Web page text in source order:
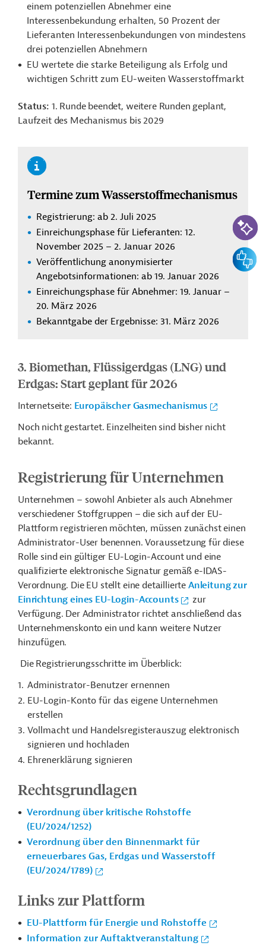
einem potenziellen Abnehmer eine
Interessenbekundung erhalten, 50 Prozent der
Lieferanten Interessenbekundungen von mindestens
drei potenziellen Abnehmern
EU wertete die starke Beteiligung als Erfolg und
wichtigen Schritt zum EU-weiten Wasserstoffmarkt
Status: 1. Runde beendet, weitere Runden geplant,
Laufzeit des Mechanismus bis 2029
Termine zum Wasserstoffmechanismus
Registrierung: ab 2. Juli 2025
Einreichungsphase für Lieferanten: 12.
November 2025 – 2. Januar 2026
Veröffentlichung anonymisierter
Angebotsinformationen: ab 19. Januar 2026
Einreichungsphase für Abnehmer: 19. Januar –
20. März 2026
Bekanntgabe der Ergebnisse: 31. März 2026
3. Biomethan, Flüssigerdgas (LNG) und
Erdgas: Start geplant für 2026
Internetseite: Europäischer Gasmechanismus
Noch nicht gestartet. Einzelheiten sind bisher nicht
bekannt.
Registrierung für Unternehmen
Unternehmen – sowohl Anbieter als auch Abnehmer
verschiedener Stoffgruppen – die sich auf der EU-
Plattform registrieren möchten, müssen zunächst einen
Administrator-User benennen. Voraussetzung für diese
Rolle sind ein gültiger EU-Login-Account und eine
qualifizierte elektronische Signatur gemäß e-IDAS-
Verordnung. Die EU stellt eine detaillierte Anleitung zur
Einrichtung eines EU-Login-Accounts
zur
Verfügung. Der Administrator richtet anschließend das
Unternehmenskonto ein und kann weitere Nutzer
hinzufügen.
Die Registrierungsschritte im Überblick:
Administrator-Benutzer ernennen
EU-Login-Konto für das eigene Unternehmen
erstellen
Vollmacht und Handelsregisterauszug elektronisch
signieren und hochladen
Ehrenerklärung signieren
Rechtsgrundlagen
Verordnung über kritische Rohstoffe
(EU/2024/1252)
Verordnung über den Binnenmarkt für
erneuerbares Gas, Erdgas und Wasserstoff
(EU/2024/1789)
Links zur Plattform
EU-Plattform für Energie und Rohstoffe
Information zur Auftaktveranstaltung
KI-